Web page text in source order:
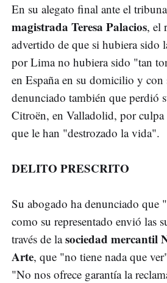
En su alegato final ante el
magistrada Teresa Palacios, el
advertido de que si hubiera sido
por Lima no hubiera sido "tan
en España en su domicilio y
denunciado también que perdió
Citroën, en Valladolid, por culpa
que le han "destrozado la vida".
DELITO PRESCRITO
Su abogado ha denunciado que
como su representado envió las
través de lasociedad mercantil
Arte, que "no tiene nada que
"No nos ofrece garantía la